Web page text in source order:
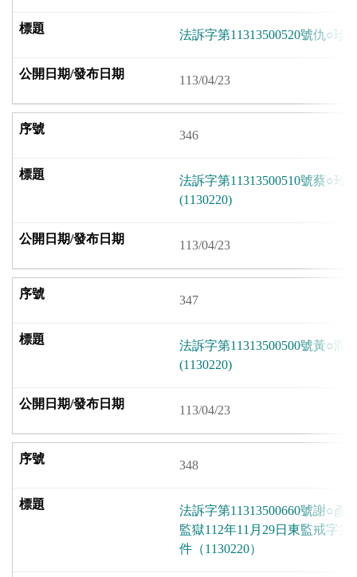
法訴字第11313500520號仇○珍
113/04/23
346
法訴字第11313500510號蔡○玲
(1130220)
113/04/23
347
法訴字第11313500500號黃○潤
(1130220)
113/04/23
348
法訴字第11313500660號謝○彥
監獄112年11月29日東監戒字第
件（1130220）